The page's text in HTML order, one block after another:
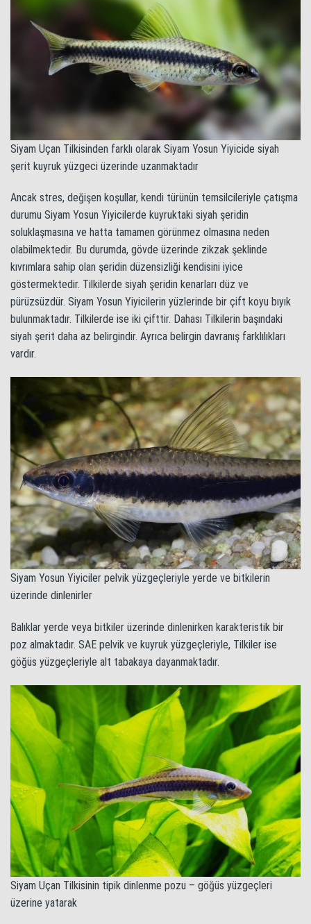
Siyam Uçan Tilkisinden farklı olarak Siyam Yosun Yiyicide siyah
şerit kuyruk yüzgeci üzerinde uzanmaktadır
Ancak stres, değişen koşullar, kendi türünün temsilcileriyle çatışma
durumu Siyam Yosun Yiyicilerde kuyruktaki siyah şeridin
soluklaşmasına ve hatta tamamen görünmez olmasına neden
olabilmektedir. Bu durumda, gövde üzerinde zikzak şeklinde
kıvrımlara sahip olan şeridin düzensizliği kendisini iyice
göstermektedir. Tilkilerde siyah şeridin kenarları düz ve
pürüzsüzdür. Siyam Yosun Yiyicilerin yüzlerinde bir çift koyu bıyık
bulunmaktadır. Tilkilerde ise iki çifttir. Dahası Tilkilerin başındaki
siyah şerit daha az belirgindir. Ayrıca belirgin davranış farklılıkları
vardır.
Siyam Yosun Yiyiciler pelvik yüzgeçleriyle yerde ve bitkilerin
üzerinde dinlenirler
Balıklar yerde veya bitkiler üzerinde dinlenirken karakteristik bir
poz almaktadır. SAE pelvik ve kuyruk yüzgeçleriyle, Tilkiler ise
göğüs yüzgeçleriyle alt tabakaya dayanmaktadır.
Siyam Uçan Tilkisinin tipik dinlenme pozu – göğüs yüzgeçleri
üzerine yatarak